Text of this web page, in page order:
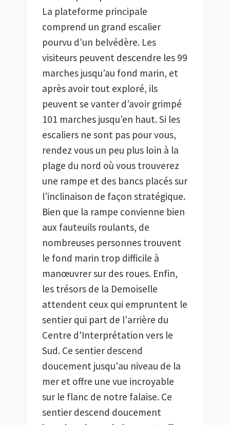
La plateforme principale
comprend un grand escalier
pourvu d’un belvédère. Les
visiteurs peuvent descendre les 99
marches jusqu’au fond marin, et
après avoir tout exploré, ils
peuvent se vanter d’avoir grimpé
101 marches jusqu’en haut. Si les
escaliers ne sont pas pour vous,
rendez vous un peu plus loin à la
plage du nord où vous trouverez
une rampe et des bancs placés sur
l’inclinaison de façon stratégique.
Bien que la rampe convienne bien
aux fauteuils roulants, de
nombreuses personnes trouvent
le fond marin trop difficile à
manœuvrer sur des roues. Enfin,
les trésors de la Demoiselle
attendent ceux qui empruntent le
sentier qui part de l'arrière du
Centre d'Interprétation vers le
Sud. Ce sentier descend
doucement jusqu'au niveau de la
mer et offre une vue incroyable
sur le flanc de notre falaise. Ce
sentier descend doucement